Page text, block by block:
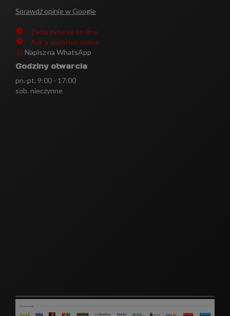
Sprawdź opinie w Google
Zadaj pytanie on-line
Ask a question online
Napisz na WhatsApp
Godziny otwarcia
pn.-pt. 9:00 - 17:00
sob. nieczynne